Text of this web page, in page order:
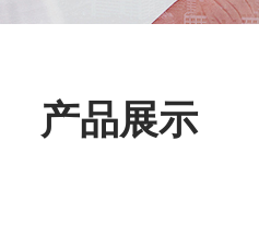
产品展示